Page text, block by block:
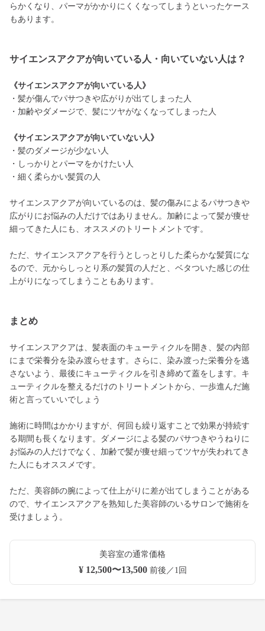
らかくなり、パーマがかかりにくくなってしまうといったケース
もあります。
サイエンスアクアが向いている人・向いていない人は？
《サイエンスアクアが向いている人》
・髪が傷んでパサつきや広がりが出てしまった人
・加齢やダメージで、髪にツヤがなくなってしまった人
《サイエンスアクアが向いていない人》
・髪のダメージが少ない人
・しっかりとパーマをかけたい人
・細く柔らかい髪質の人
サイエンスアクアが向いているのは、髪の傷みによるパサつきや
広がりにお悩みの人だけではありません。加齢によって髪が痩せ
細ってきた人にも、オススメのトリートメントです。
ただ、サイエンスアクアを行うとしっとりした柔らかな髪質にな
るので、元からしっとり系の髪質の人だと、ベタついた感じの仕
上がりになってしまうこともあります。
まとめ
サイエンスアクアは、髪表面のキューティクルを開き、髪の内部
にまで栄養分を染み渡らせます。さらに、染み渡った栄養分を逃
さないよう、最後にキューティクルを引き締めて蓋をします。キ
ューティクルを整えるだけのトリートメントから、一歩進んだ施
術と言っていいでしょう
施術に時間はかかりますが、何回も繰り返すことで効果が持続す
る期間も長くなります。ダメージによる髪のパサつきやうねりに
お悩みの人だけでなく、加齢で髪が痩せ細ってツヤが失われてき
た人にもオススメです。
ただ、美容師の腕によって仕上がりに差が出てしまうことがある
ので、サイエンスアクアを熟知した美容師のいるサロンで施術を
受けましょう。
美容室の通常価格
¥ 12,500〜13,500前後／1回